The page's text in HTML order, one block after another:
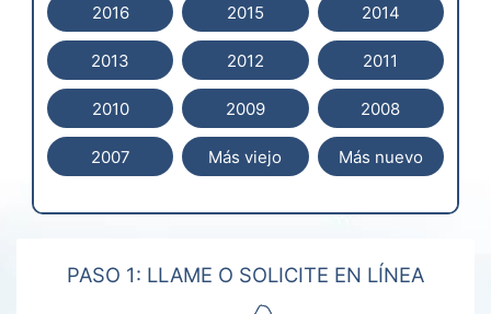
2016 2015 2014
2013 2012 2011
2010 2009 2008
2007 Más viejo Más nuevo
PASO 1: LLAME O SOLICITE EN LÍNEA